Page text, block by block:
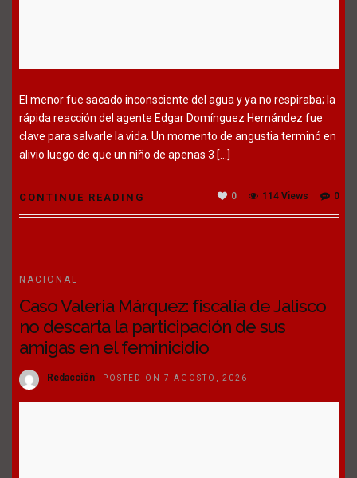
El menor fue sacado inconsciente del agua y ya no respiraba; la
rápida reacción del agente Edgar Domínguez Hernández fue
clave para salvarle la vida. Un momento de angustia terminó en
alivio luego de que un niño de apenas 3 […]
CONTINUE READING 0
114 Views
0
NACIONAL
Caso Valeria Márquez: fiscalía de Jalisco
no descarta la participación de sus
amigas en el feminicidio
Redacción POSTED ON 7 AGOSTO, 2026